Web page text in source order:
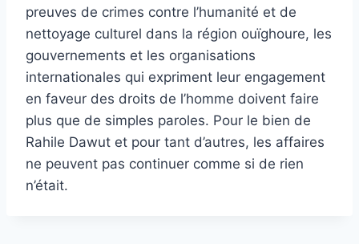
preuves de crimes contre l’humanité et de
nettoyage culturel dans la région ouïghoure, les
gouvernements et les organisations
internationales qui expriment leur engagement
en faveur des droits de l’homme doivent faire
plus que de simples paroles. Pour le bien de
Rahile Dawut et pour tant d’autres, les affaires
ne peuvent pas continuer comme si de rien
n’était.